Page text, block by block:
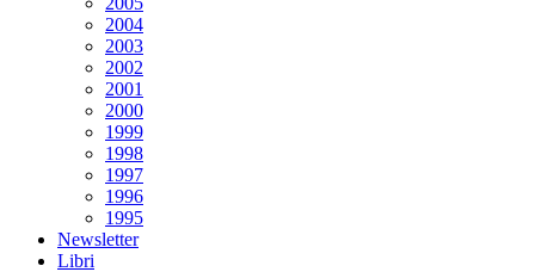
2004
2003
2002
2001
2000
1999
1998
1997
1996
1995
Newsletter
Libri